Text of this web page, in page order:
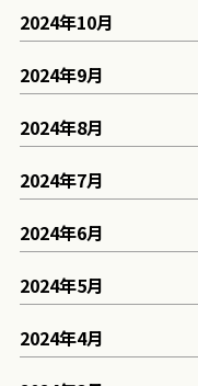
2024年10月
2024年9月
2024年8月
2024年7月
2024年6月
2024年5月
2024年4月